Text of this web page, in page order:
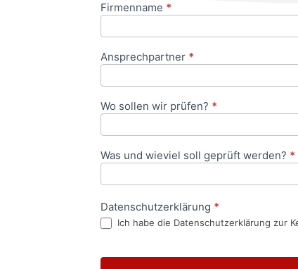
Anfrageformular
Firmenname *
Ansprechpartner *
Wo sollen wir prüfen? *
Was und wieviel soll geprüft werden? *
Datenschutzerklärung *
Ich habe die Datenschutzerklärung zur